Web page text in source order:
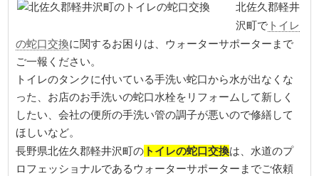
北佐久郡軽井
沢町で トイレ
の蛇口交換に関するお困りは、ウォーターサポーターまで
ご一報ください。
トイレのタンクに付いている手洗い蛇口から水が出なくな
った、お店のお手洗いの蛇口水栓をリフォームして新しく
したい、会社の便所の手洗い管の調子が悪いので修繕して
ほしいなど。
長野県北佐久郡軽井沢町の トイレの蛇口交換は、水道のプ
ロフェッショナルであるウォーターサポーターまでご依頼